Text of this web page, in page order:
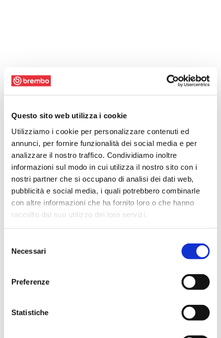
Questo sito web utilizza i cookie
Utilizziamo i cookie per personalizzare contenuti ed
annunci, per fornire funzionalità dei social media e per
analizzare il nostro traffico. Condividiamo inoltre
informazioni sul modo in cui utilizza il nostro sito con i
nostri partner che si occupano di analisi dei dati web,
pubblicità e social media, i quali potrebbero combinarle
con altre informazioni che ha fornito loro o che hanno
raccolto dal suo utilizzo dei loro servizi.
delNecessari
Preferenze
Statistiche